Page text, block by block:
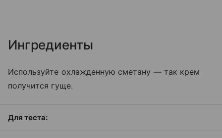
Ингредиенты
Используйте охлажденную сметану — так крем
получится гуще.
Для теста: